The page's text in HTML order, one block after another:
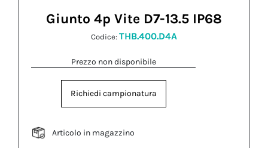
Giunto 4p Vite D7-13.5 IP68
Codice: THB.400.D4A
Prezzo non disponibile
Richiedi campionatura
Articolo in magazzino